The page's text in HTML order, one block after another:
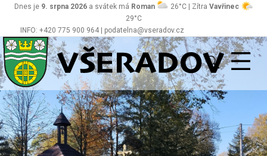
INFO: +420 775 900 964 | podatelna@vseradov.cz
Dnes je 9. srpna 2026 a svátek má Roman 26°C | Zítra Vavřinec
29°C
Všeradov